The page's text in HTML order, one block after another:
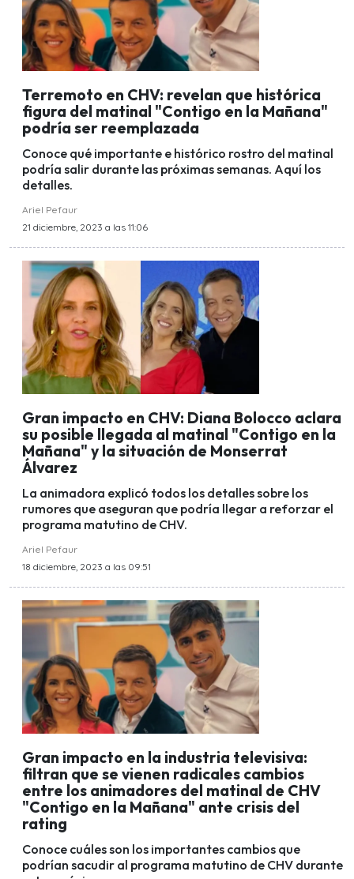
Terremoto en CHV: revelan que histórica
figura del matinal "Contigo en la Mañana"
podría ser reemplazada
Conoce qué importante e histórico rostro del matinal
podría salir durante las próximas semanas. Aquí los
detalles.
Ariel Pefaur
21 diciembre, 2023 a las 11:06
Gran impacto en CHV: Diana Bolocco aclara
su posible llegada al matinal "Contigo en la
Mañana" y la situación de Monserrat
Álvarez
La animadora explicó todos los detalles sobre los
rumores que aseguran que podría llegar a reforzar el
programa matutino de CHV.
Ariel Pefaur
18 diciembre, 2023 a las 09:51
Gran impacto en la industria televisiva:
filtran que se vienen radicales cambios
entre los animadores del matinal de CHV
"Contigo en la Mañana" ante crisis del
rating
Conoce cuáles son los importantes cambios que
podrían sacudir al programa matutino de CHV durante